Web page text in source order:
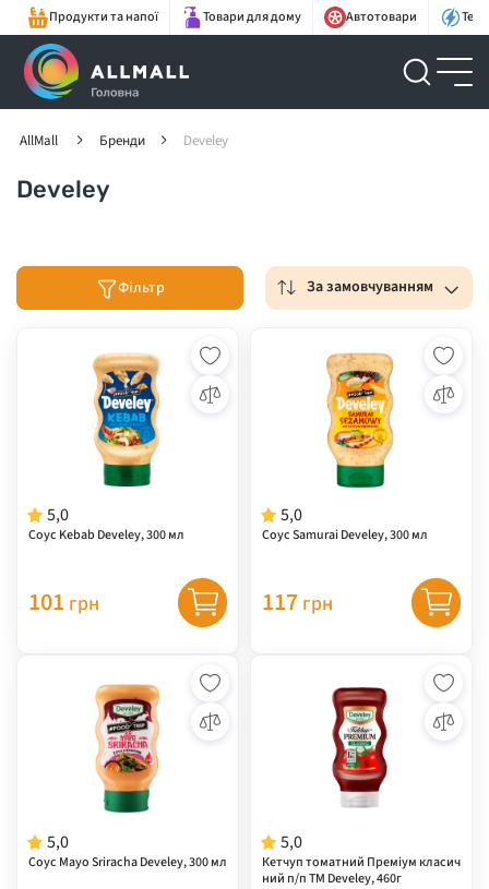
Продукти та напої Товари для дому Автотовари
AllMall Бренди Develey
Develey
Фільтр За замовчуванням
5,0
Соус Kebab Develey, 300 мл
101 грн
5,0
Соус Samurai Develey, 300 мл
117 грн
5,0
Соус Mayo Sriracha Develey, 300 мл
5,0
Кетчуп томатний Преміум класич
ний п/п ТМ Develey, 460г